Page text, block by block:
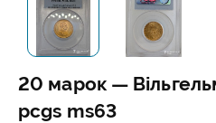
20 марок —
pcgs ms63